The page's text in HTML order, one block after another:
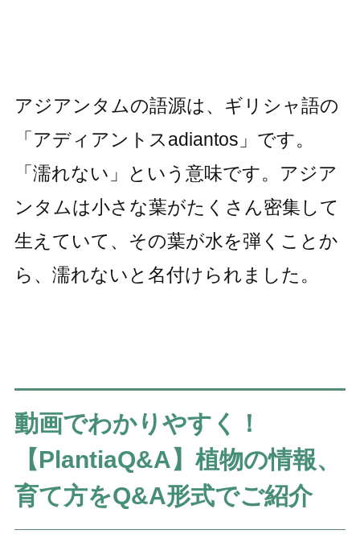
アジアンタムの語源は、ギリシャ語の
「アディアントスadiantos」です。
「濡れない」という意味です。アジア
ンタムは小さな葉がたくさん密集して
生えていて、その葉が水を弾くことか
ら、濡れないと名付けられました。
動画でわかりやすく！
【PlantiaQ&A】植物の情報、
育て方をQ&A形式でご紹介